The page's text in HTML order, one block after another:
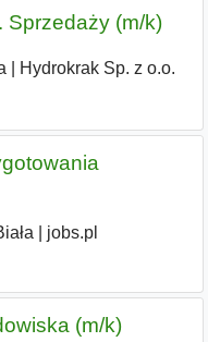
Sprzedaży (m/k)
Hydrokrak Sp. z o.o.
jobs.pl
(m/k)